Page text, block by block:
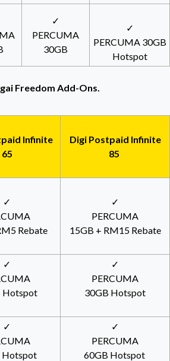
✓
PERCUMA
30GB
✓
PERCUMA 30GB
Hotspot
Freedom Add-Ons.
Infinite
65
Digi Postpaid Infinite
85
✓
Rebate
✓
PERCUMA
15GB + RM15 Rebate
✓
Hotspot
✓
PERCUMA
30GB Hotspot
✓
Hotspot
✓
PERCUMA
60GB Hotspot